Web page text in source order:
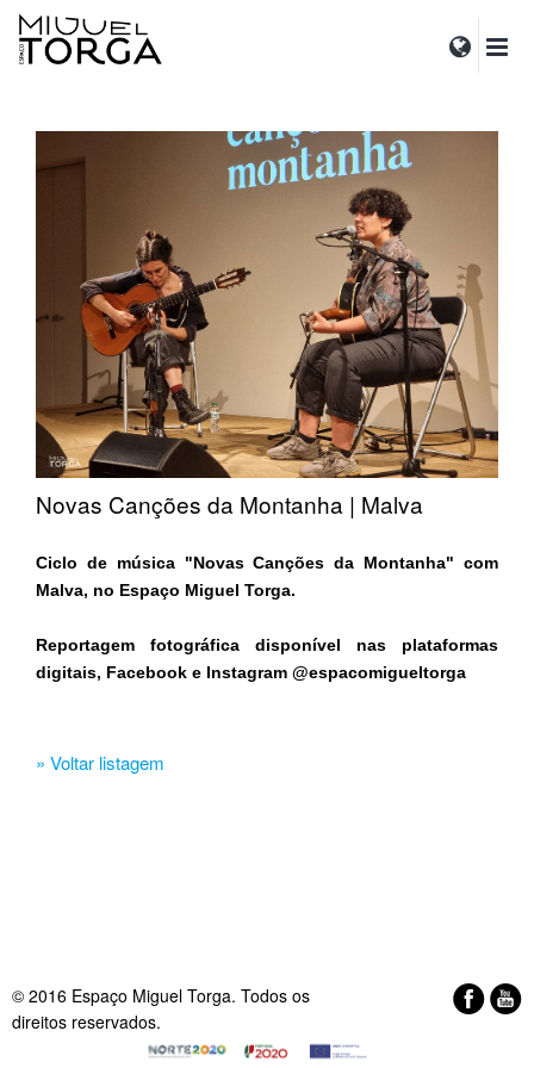
Novas Canções da Montanha | Malva
Ciclo de música "Novas Canções da Montanha" com
Malva, no Espaço Miguel Torga.
Reportagem fotográfica disponível nas plataformas
digitais, Facebook e Instagram @espacomigueltorga​
» Voltar listagem
© 2016 Espaço Miguel Torga. Todos os
direitos reservados.